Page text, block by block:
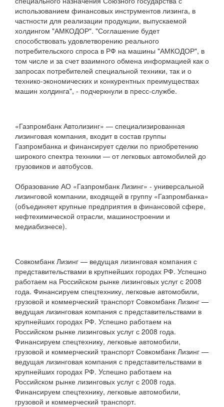
использованием финансовых инструментов лизинга, в
частности для реализации продукции, выпускаемой
холдингом "АМКОДОР". "Соглашение будет
способствовать удовлетворению реального
потребительского спроса в РФ на машины "АМКОДОР", в
том числе и за счет взаимного обмена информацией как о
запросах потребителей специальной техники, так и о
технико-экономических и конкурентных преимуществах
машин холдинга", - подчеркнули в пресс-службе.
«Газпромбанк Автолизинг» — специализированная
лизинговая компания, входит в состав группы
Газпромбанка и финансирует сделки по приобретению
широкого спектра техники — от легковых автомобилей до
грузовиков и автобусов.
Образование АО «Газпромбанк Лизинг» - универсальной
лизинговой компании, входящей в группу «Газпромбанка»
(объединяет крупные предприятия в финансовой сфере,
нефтехимической отрасли, машиностроении и
медиабизнесе).
Совкомбанк Лизинг — ведущая лизинговая компания с
представительствами в крупнейших городах РФ. Успешно
работаем на Российском рынке лизинговых услуг с 2008
года. Финансируем спецтехнику, легковые автомобили,
грузовой и коммерческий транспорт Совкомбанк Лизинг —
ведущая лизинговая компания с представительствами в
крупнейших городах РФ. Успешно работаем на
Российском рынке лизинговых услуг с 2008 года.
Финансируем спецтехнику, легковые автомобили,
грузовой и коммерческий транспорт Совкомбанк Лизинг —
ведущая лизинговая компания с представительствами в
крупнейших городах РФ. Успешно работаем на
Российском рынке лизинговых услуг с 2008 года.
Финансируем спецтехнику, легковые автомобили,
грузовой и коммерческий транспорт.